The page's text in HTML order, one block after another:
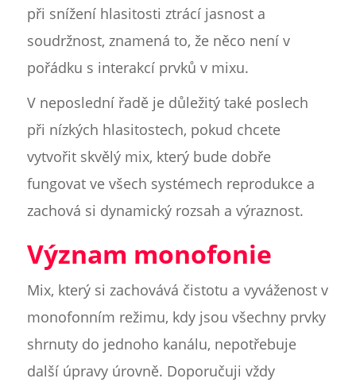
při snížení hlasitosti ztrácí jasnost a
soudržnost, znamená to, že něco není v
pořádku s interakcí prvků v mixu.
V neposlední řadě je důležitý také poslech
při nízkých hlasitostech, pokud chcete
vytvořit skvělý mix, který bude dobře
fungovat ve všech systémech reprodukce a
zachová si dynamický rozsah a výraznost.
Význam monofonie
Mix, který si zachovává čistotu a vyváženost v
monofonním režimu, kdy jsou všechny prvky
shrnuty do jednoho kanálu, nepotřebuje
další úpravy úrovně. Doporučuji vždy